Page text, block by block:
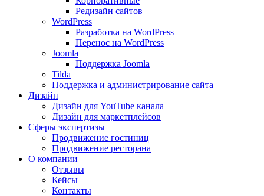
Редизайн сайтов
WordPress
Разработка на WordPress
Перенос на WordPress
Joomla
Поддержка Joomla
Tilda
Поддержка и администрирование сайта
Дизайн
Дизайн для YouTube канала
Дизайн для маркетплейсов
Сферы экспертизы
Продвижение гостиниц
Продвижение ресторана
О компании
Отзывы
Кейсы
Контакты